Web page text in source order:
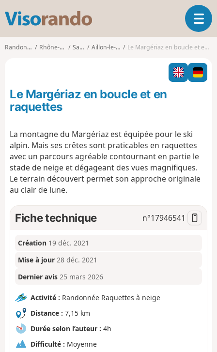
s
o
o
O
u
v
i
r
l
a
i
Randonnées Rhône-Alpes Savoie Aillon-le-Vieux Le Margériaz en boucle et en raquettes
Le Margériaz en boucle et en
raquettes
La montagne du Margériaz est équipée pour le ski
alpin. Mais ses crêtes sont praticables en raquettes
avec un parcours agréable contournant en partie le
stade de neige et dégageant des vues magnifiques.
Le terrain découvert permet son approche originale
au clair de lune.
Fiche technique n°17946541
Création 19 déc. 2021
Mise à jour 28 déc. 2021
Dernier avis 25 mars 2026
Activité : Randonnée Raquettes à neige
Distance : 7,15 km
Durée selon l’auteur : 4h
Difficulté : Moyenne